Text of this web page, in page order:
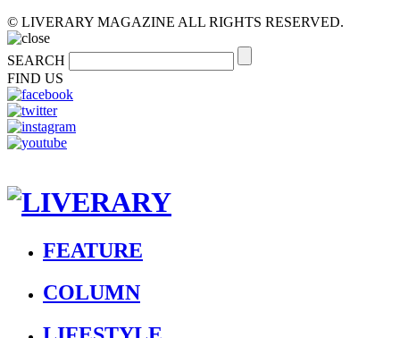
© LIVERARY MAGAZINE ALL RIGHTS RESERVED.
SEARCH
FIND US
FEATURE
COLUMN